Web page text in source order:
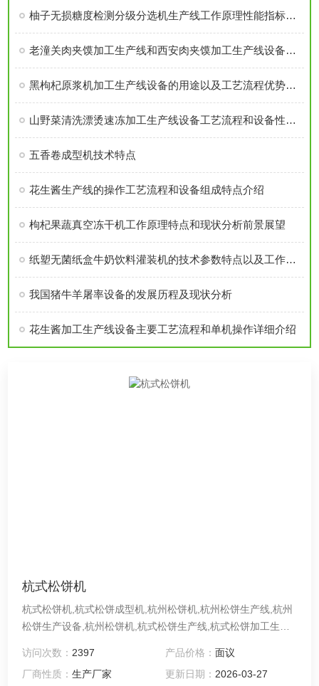
柚子无损糖度检测分级分选机生产线工作原理性能指标特点以及适用范围介绍
老潼关肉夹馍加工生产线和西安肉夹馍加工生产线设备工艺特点对比讲解
黑枸杞原浆机加工生产线设备的用途以及工艺流程优势特点介绍
山野菜清洗漂烫速冻加工生产线设备工艺流程和设备性能特点详细介绍
五香卷成型机技术特点
花生酱生产线的操作工艺流程和设备组成特点介绍
枸杞果蔬真空冻干机工作原理特点和现状分析前景展望
纸塑无菌纸盒牛奶饮料灌装机的技术参数特点以及工作原理用途介绍
我国猪牛羊屠率设备的发展历程及现状分析
花生酱加工生产线设备主要工艺流程和单机操作详细介绍
杭式松饼机
杭式松饼机,杭式松饼成型机,杭州松饼机,杭州松饼生产线,杭州
松饼生产设备,杭州松饼机,杭式松饼生产线,杭式松饼加工生产
花刷蛋 （凤梨酥整形）、S V - 3 0 2排盘于一体。 2 减少人
力，可直接配隧道炉，自动化生产。 3 整线产能： 每分钟/ 8 0
访问次数： 2397 产品价格： 面议
厂商性质：生产厂家 更新日期： 2026-03-27